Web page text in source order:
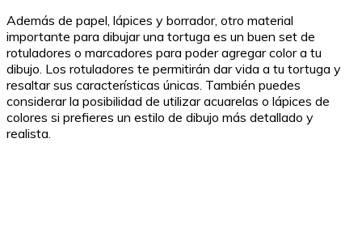
Además de papel, lápices y borrador, otro material
importante para dibujar una tortuga es un buen set de
rotuladores o marcadores para poder agregar color a tu
dibujo. Los rotuladores te permitirán dar vida a tu tortuga y
resaltar sus características únicas. También puedes
considerar la posibilidad de utilizar acuarelas o lápices de
colores si prefieres un estilo de dibujo más detallado y
realista.